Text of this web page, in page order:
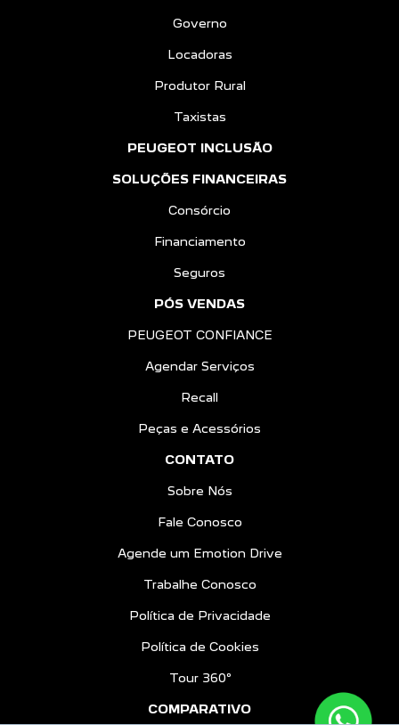
Governo
Locadoras
Produtor Rural
Taxistas
PEUGEOT INCLUSÃO
SOLUÇÕES FINANCEIRAS
Consórcio
Financiamento
Seguros
PÓS VENDAS
PEUGEOT CONFIANCE
Agendar Serviços
Recall
Peças e Acessórios
CONTATO
Sobre Nós
Fale Conosco
Agende um Emotion Drive
Trabalhe Conosco
Política de Privacidade
Política de Cookies
Tour 360º
COMPARATIVO